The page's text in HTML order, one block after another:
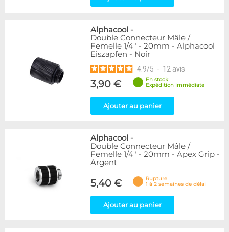
Alphacool -
Double Connecteur Mâle /
Femelle 1/4" - 20mm - Alphacool
Eiszapfen - Noir
4.9/5 - 12 avis
3,90 €
En stock
Expédition immédiate
Ajouter au panier
Alphacool -
Double Connecteur Mâle /
Femelle 1/4" - 20mm - Apex Grip -
Argent
5,40 €
Rupture
1 à 2 semaines de délai
Ajouter au panier